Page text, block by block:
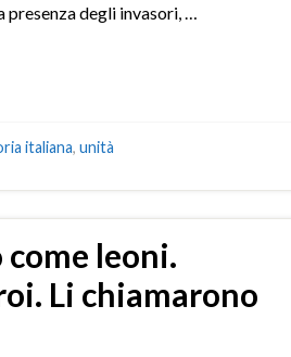
degli invasori, …
italiana, unità
leoni.
Li chiamarono